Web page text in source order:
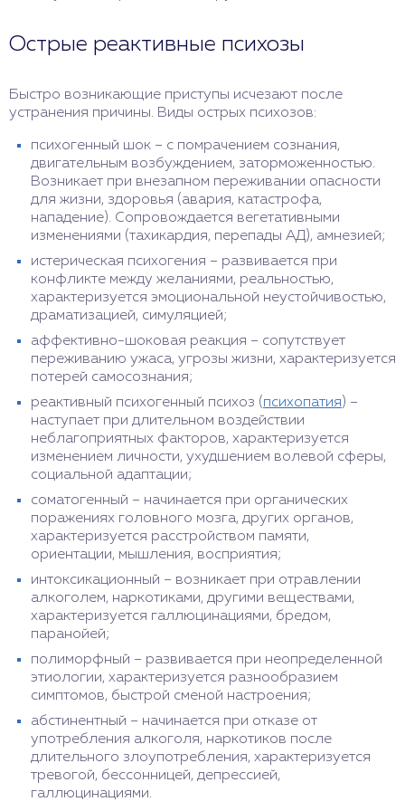
Острые реактивные психозы
Быстро возникающие приступы исчезают после
устранения причины. Виды острых психозов:
психогенный шок – с помрачением сознания,
двигательным возбуждением, заторможенностью.
Возникает при внезапном переживании опасности
для жизни, здоровья (авария, катастрофа,
нападение). Сопровождается вегетативными
изменениями (тахикардия, перепады АД), амнезией;
истерическая психогения – развивается при
конфликте между желаниями, реальностью,
характеризуется эмоциональной неустойчивостью,
драматизацией, симуляцией;
аффективно-шоковая реакция – сопутствует
переживанию ужаса, угрозы жизни, характеризуется
потерей самосознания;
реактивный психогенный психоз (психопатия) –
наступает при длительном воздействии
неблагоприятных факторов, характеризуется
изменением личности, ухудшением волевой сферы,
социальной адаптации;
соматогенный – начинается при органических
поражениях головного мозга, других органов,
характеризуется расстройством памяти,
ориентации, мышления, восприятия;
интоксикационный – возникает при отравлении
алкоголем, наркотиками, другими веществами,
характеризуется галлюцинациями, бредом,
паранойей;
полиморфный – развивается при неопределенной
этиологии, характеризуется разнообразием
симптомов, быстрой сменой настроения;
абстинентный – начинается при отказе от
употребления алкоголя, наркотиков после
длительного злоупотребления, характеризуется
тревогой, бессонницей, депрессией,
галлюцинациями.